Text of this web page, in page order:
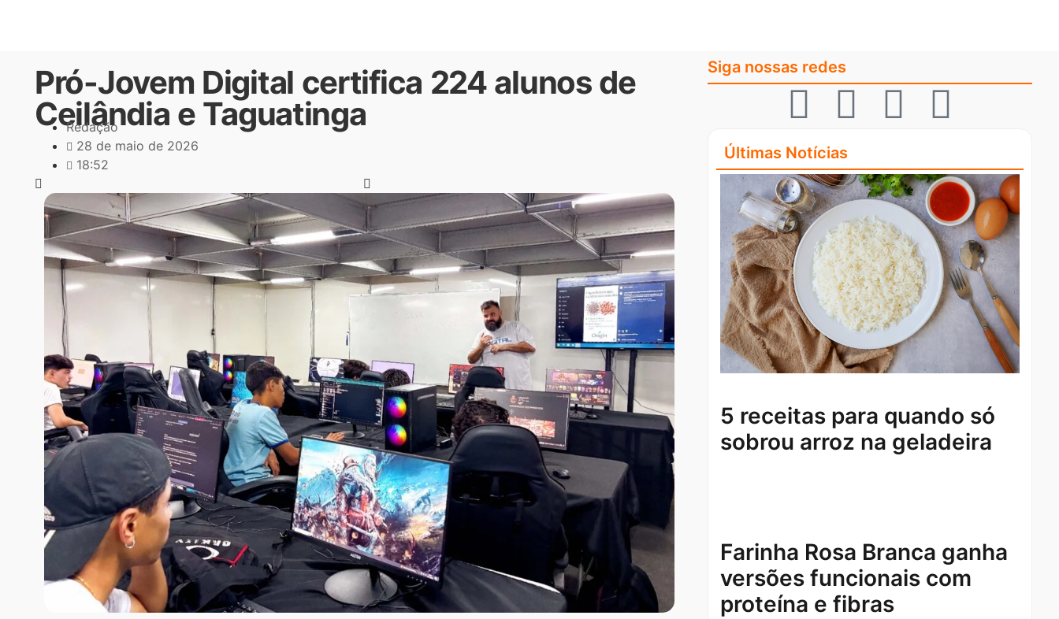
Pró-Jovem Digital certifica 224 alunos de
Ceilândia e Taguatinga
Redação
28 de maio de 2026
18:52
Siga nossas redes
Últimas Notícias
5 receitas para quando só
sobrou arroz na geladeira
Farinha Rosa Branca ganha
versões funcionais com
proteína e fibras